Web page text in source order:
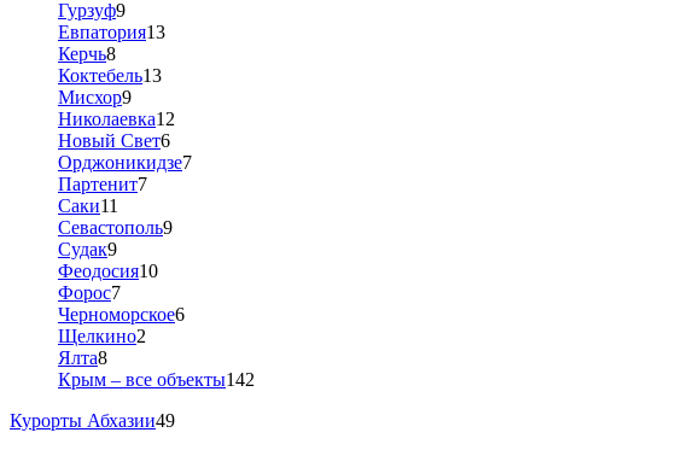
Гурзуф9
Евпатория13
Керчь8
Коктебель13
Мисхор9
Николаевка12
Новый Свет6
Орджоникидзе7
Партенит7
Саки11
Севастополь9
Судак9
Феодосия10
Форос7
Черноморское6
Щелкино2
Ялта8
Крым – все объекты142
Курорты Абхазии49